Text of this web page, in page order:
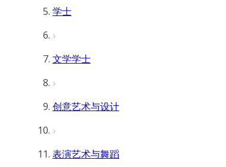
学士
文学学士
创意艺术与设计
表演艺术与舞蹈